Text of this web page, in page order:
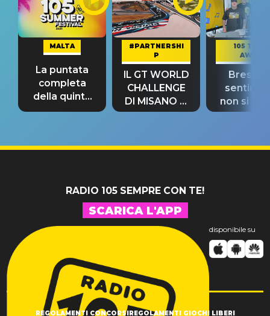
MALTA
La puntata
completa
della quinta
tappa
#PARTNERSHI
P
IL GT WORLD
CHALLENGE
DI MISANO si
riconferma
105 TAKE
AWAY
Bresh:
non si
fino alla
RADIO 105 SEMPRE CON TE!
SCARICA L'APP
disponibile su
REGOLAMENTI CONCORSI REGOLAMENTI GIOCHI LIBERI